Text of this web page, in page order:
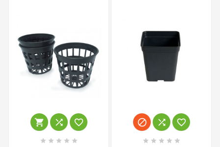
  
    
  
    